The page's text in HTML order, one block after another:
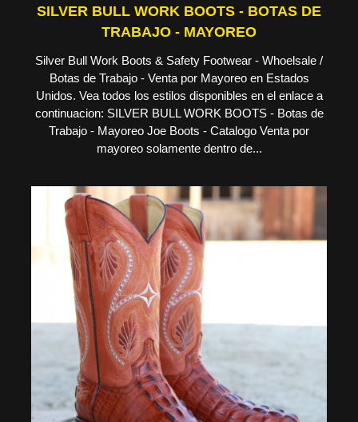
SILVER BULL WORK BOOTS - BOTAS DE
TRABAJO - MAYOREO
Silver Bull Work Boots & Safety Footwear - Whoelsale /
Botas de Trabajo - Venta por Mayoreo en Estados
Unidos. Vea todos los estilos disponibles en el enlace a
continuacion: SILVER BULL WORK BOOTS - Botas de
Trabajo - Mayoreo Joe Boots - Catalogo Venta por
mayoreo solamente dentro de...